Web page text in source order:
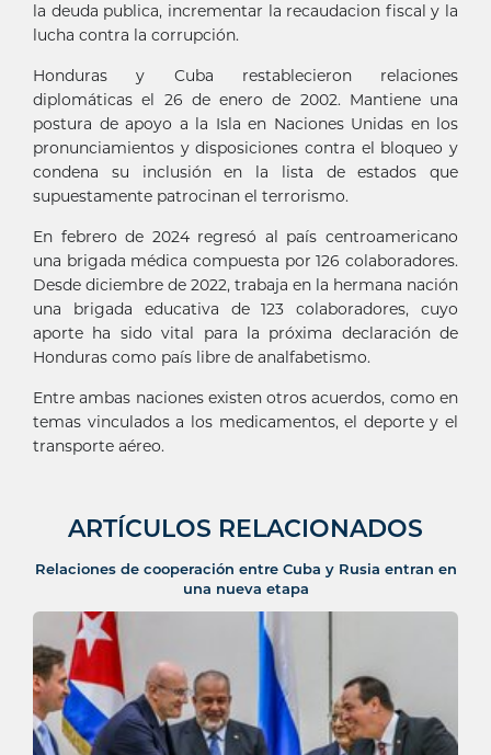
la deuda publica, incrementar la recaudacion fiscal y la
lucha contra la corrupción.
Honduras y Cuba restablecieron relaciones
diplomáticas el 26 de enero de 2002. Mantiene una
postura de apoyo a la Isla en Naciones Unidas en los
pronunciamientos y disposiciones contra el bloqueo y
condena su inclusión en la lista de estados que
supuestamente patrocinan el terrorismo.
En febrero de 2024 regresó al país centroamericano
una brigada médica compuesta por 126 colaboradores.
Desde diciembre de 2022, trabaja en la hermana nación
una brigada educativa de 123 colaboradores, cuyo
aporte ha sido vital para la próxima declaración de
Honduras como país libre de analfabetismo.
Entre ambas naciones existen otros acuerdos, como en
temas vinculados a los medicamentos, el deporte y el
transporte aéreo.
ARTÍCULOS RELACIONADOS
Relaciones de cooperación entre Cuba y Rusia entran en
una nueva etapa